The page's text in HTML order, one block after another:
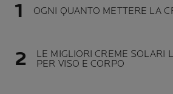
OGNI QUANTO METTERE LA
LE MIGLIORI CREME SOLARI
PER VISO E CORPO